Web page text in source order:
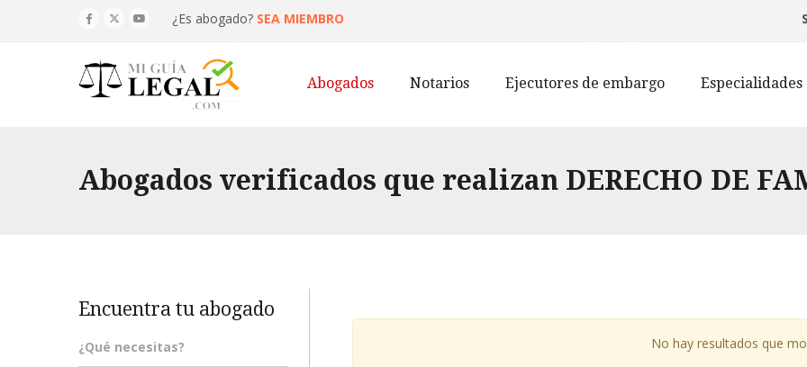
¿Es abogado? SEA MIEMBRO
Abogados Notarios Ejecutores de embargo Especialidades
Abogados verificados que realizan DERECHO DE
Encuentra tu abogado
¿Qué necesitas? No hay resultados que